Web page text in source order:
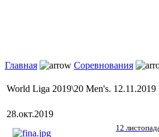
Главная Соревнования
World Liga 2019\20 Men's. 12.11.2019
28.окт.2019
12